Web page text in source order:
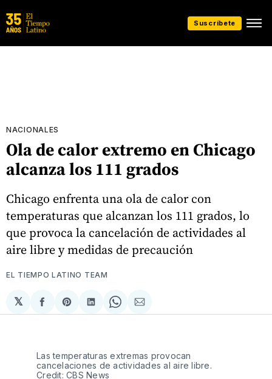
Suscríbete
NACIONALES
Ola de calor extremo en Chicago
alcanza los 111 grados
Chicago enfrenta una ola de calor con
temperaturas que alcanzan los 111 grados, lo
que provoca la cancelación de actividades al
aire libre y medidas de precaución
EL TIEMPO LATINO TEAM
𝕏
Compartir
en
Share
on
Compartir
en
Share
on
Compartir
via
Las temperaturas extremas provocan
cancelaciones de actividades al aire libre.
Credit: CBS News